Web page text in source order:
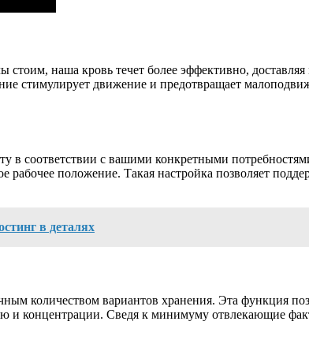
наша кровь течет более эффективно,
стимулирует движение и предотвращает
в соответствии с вашими конкретными
положение. Такая настройка позволяет
в деталях
количеством вариантов хранения. Эта функция
и концентрации. Сведя к минимуму отвлекающие